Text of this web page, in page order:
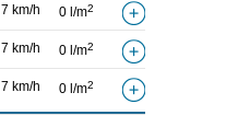
7 km/h 0 l/m2
7 km/h 0 l/m2
7 km/h 0 l/m2